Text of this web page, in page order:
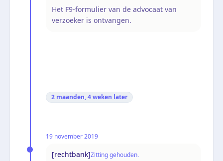
Het F9-formulier van de advocaat van
verzoeker is ontvangen.
2 maanden, 4 weken later
19 november 2019
[rechtbank]Zitting gehouden.